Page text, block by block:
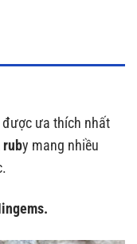
được ưa thích nhất
ruby mang nhiều